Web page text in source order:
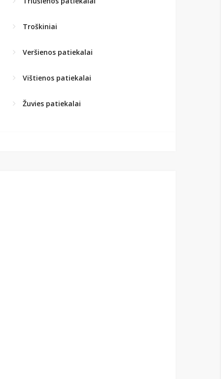
Troškiniai
Veršienos patiekalai
Vištienos patiekalai
Žuvies patiekalai